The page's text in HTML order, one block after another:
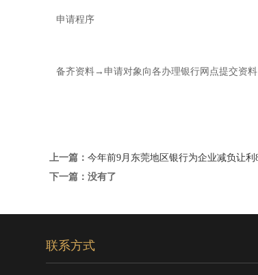
申请程序
备齐资料→申请对象向各办理银行网点提交资
上一篇： 今年前9月东莞地区银行为企业减负让利
下一篇：没有了
联系方式